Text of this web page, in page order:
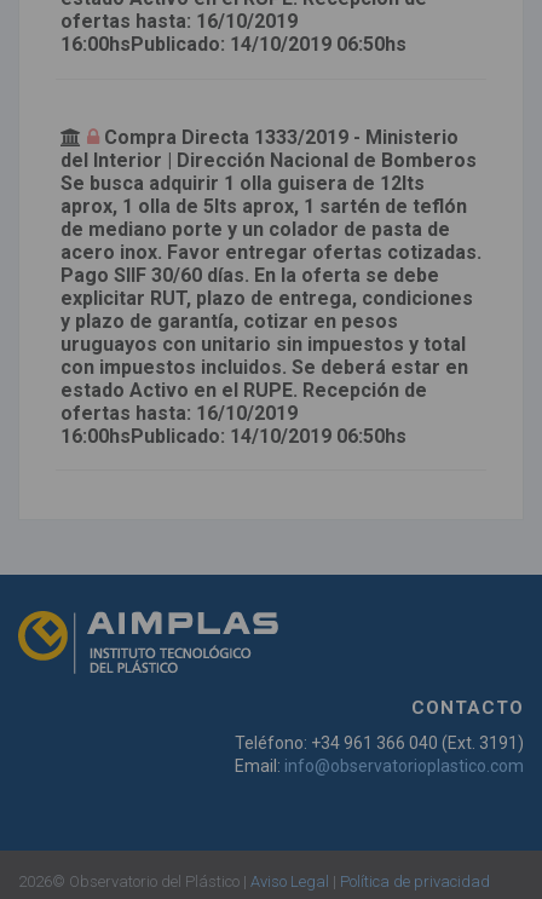
ofertas hasta: 16/10/2019
16:00hsPublicado: 14/10/2019 06:50hs
Compra Directa 1333/2019 - Ministerio
del Interior | Dirección Nacional de Bomberos
Se busca adquirir 1 olla guisera de 12lts
aprox, 1 olla de 5lts aprox, 1 sartén de teflón
de mediano porte y un colador de pasta de
acero inox. Favor entregar ofertas cotizadas.
Pago SIIF 30/60 días. En la oferta se debe
explicitar RUT, plazo de entrega, condiciones
y plazo de garantía, cotizar en pesos
uruguayos con unitario sin impuestos y total
con impuestos incluidos. Se deberá estar en
estado Activo en el RUPE. Recepción de
ofertas hasta: 16/10/2019
16:00hsPublicado: 14/10/2019 06:50hs
CONTACTO
Teléfono: +34 961 366 040 (Ext. 3191)
Email: info@observatorioplastico.com
2026© Observatorio del Plástico | Aviso Legal | Política de privacidad